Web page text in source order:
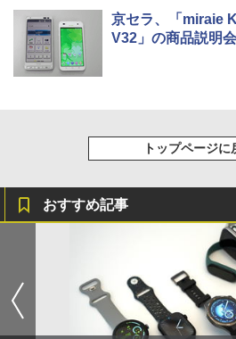
京セラ、「miraie
V32」の商品説明会
トップページに
おすすめ記事